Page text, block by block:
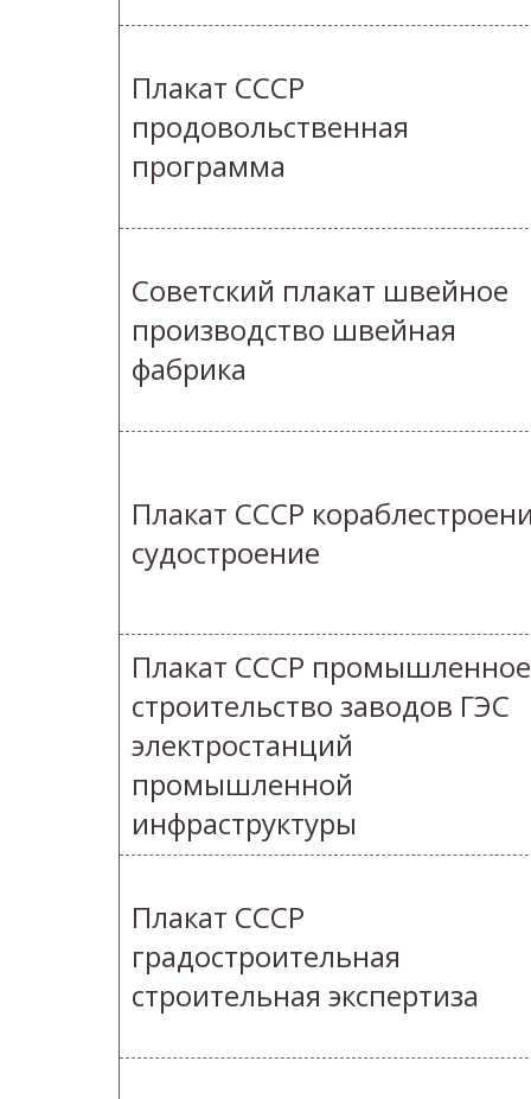
Плакат СССР
продовольственная
программа
Советский плакат швейное
производство швейная
фабрика
Плакат СССР
судостроение
Плакат СССР промышленное
строительство заводов ГЭС
электростанций
промышленной
инфраструктуры
Плакат СССР
градостроительная
строительная экспертиза